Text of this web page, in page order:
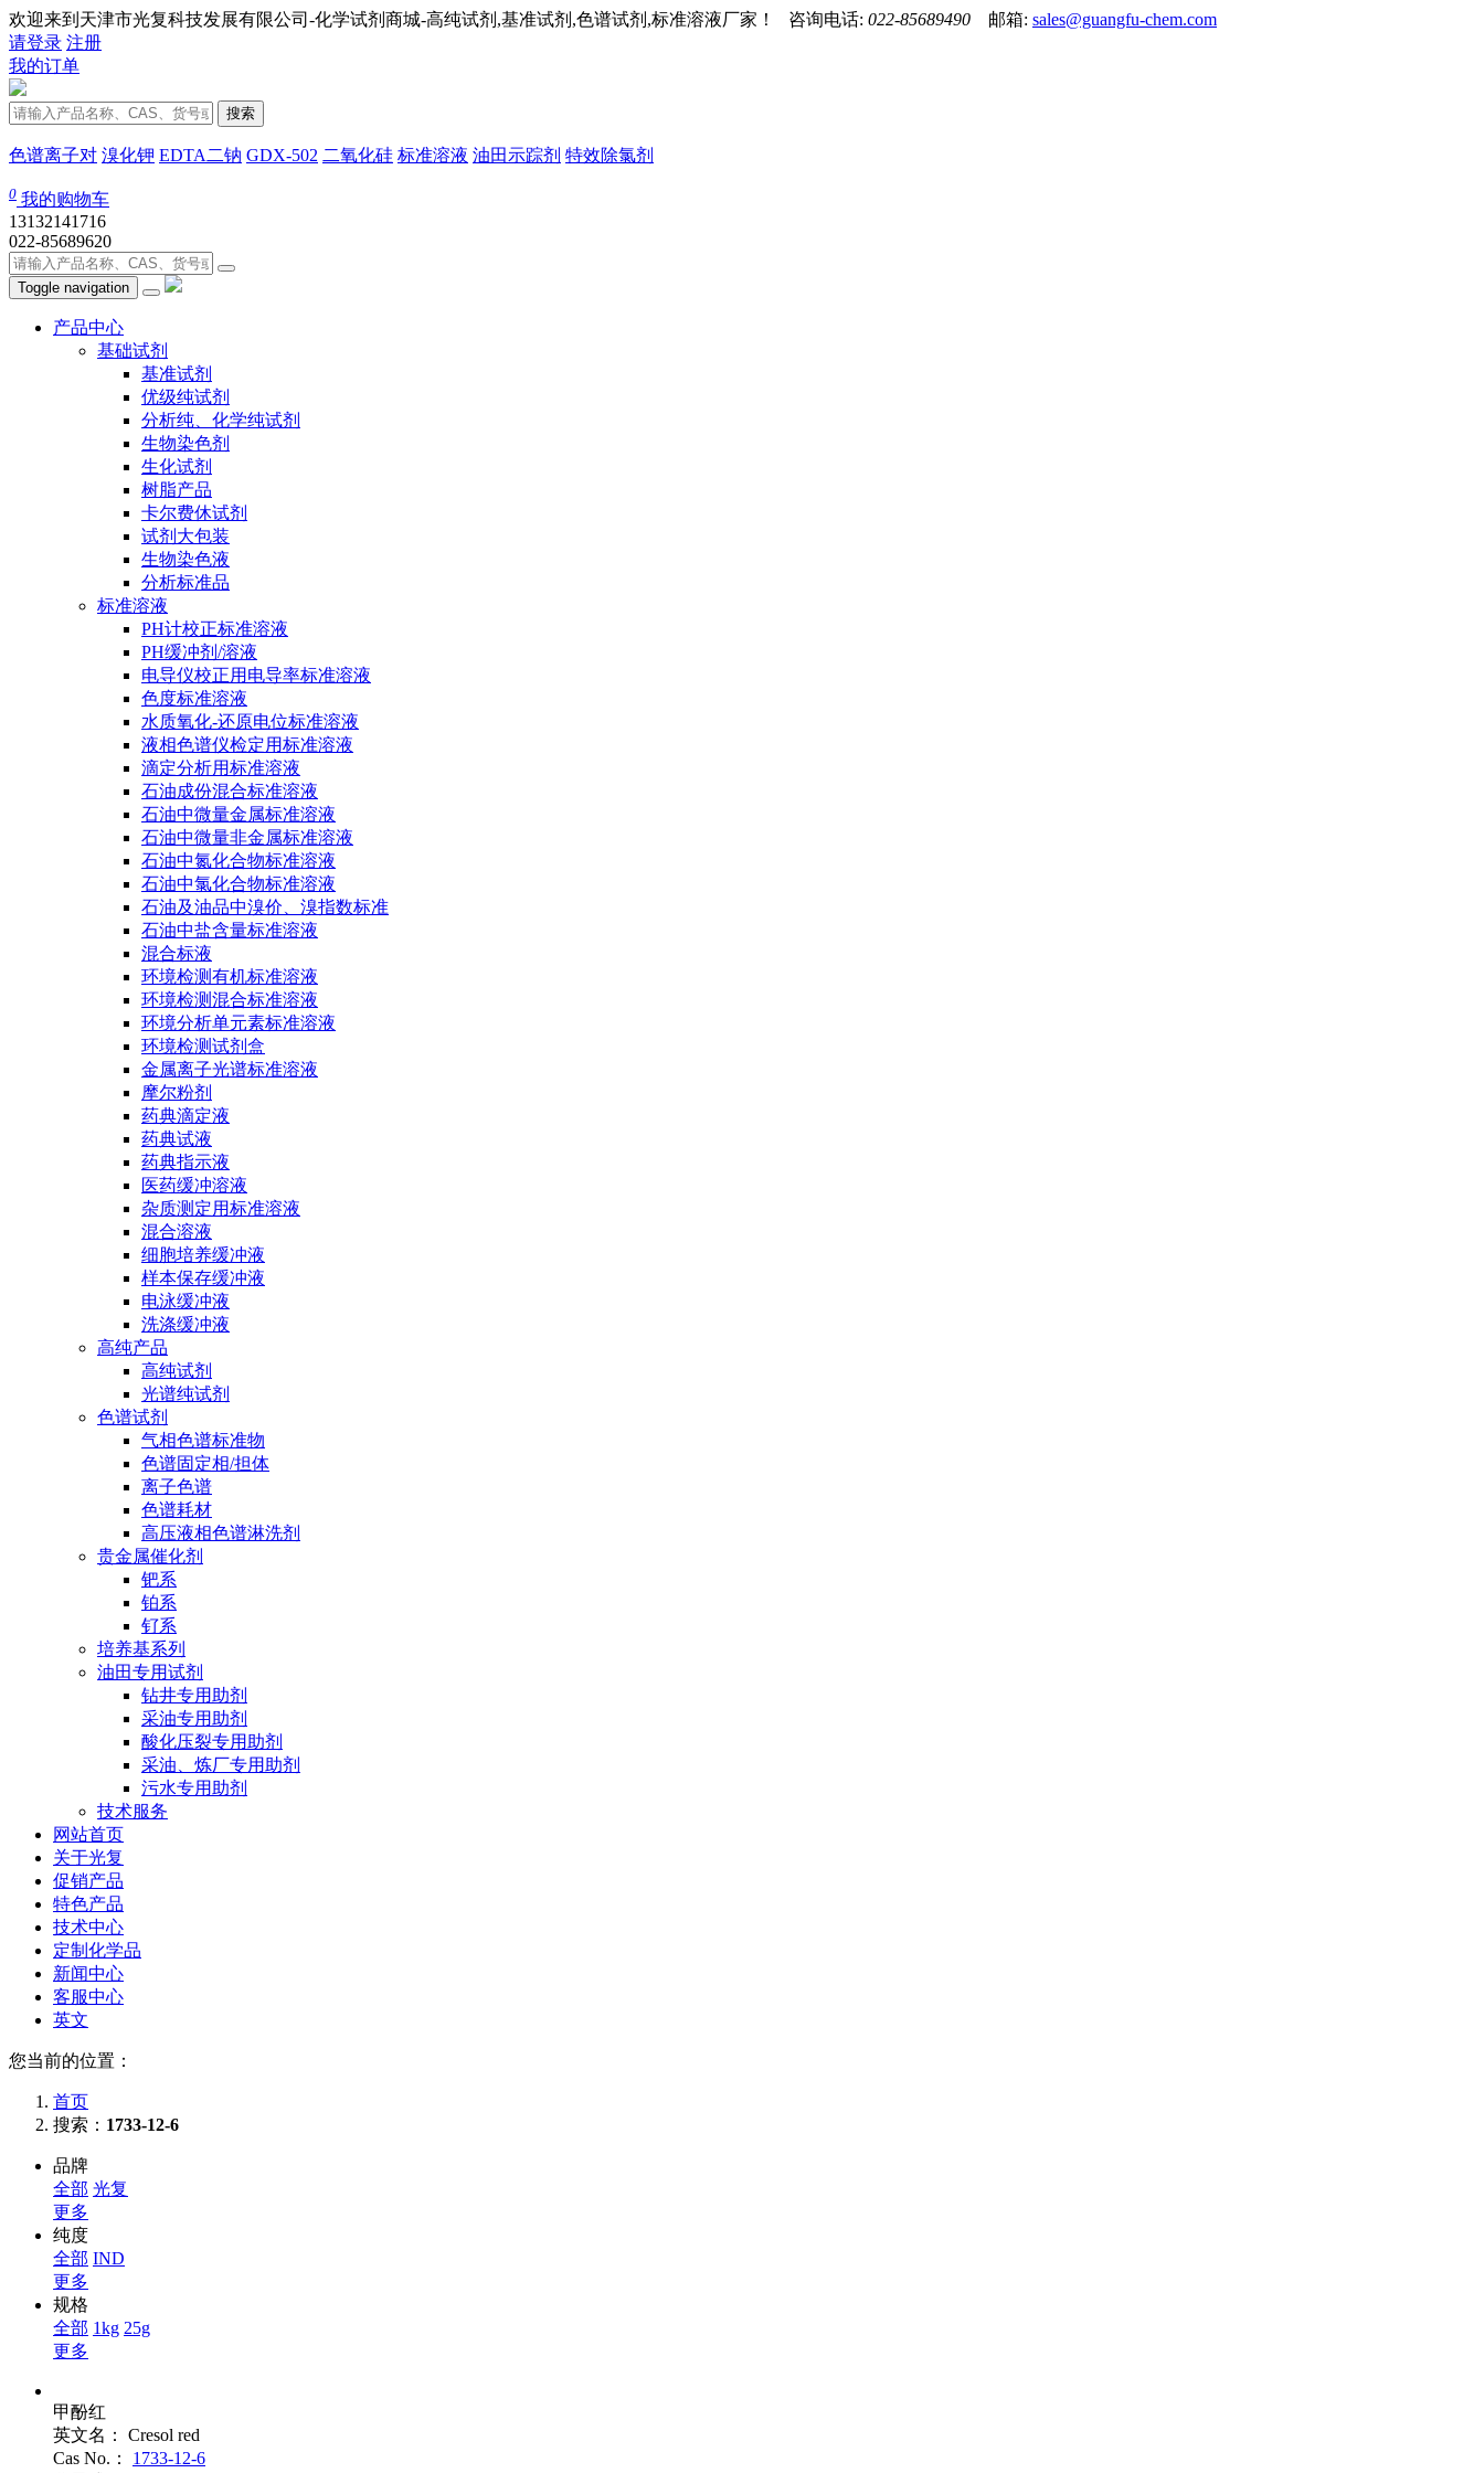
欢迎来到天津市光复科技发展有限公司-化学试剂商城-高纯试剂,基准试剂,色谱试剂,标准溶液厂家！ 咨询电话: 022-85689490 邮箱: sales@guangfu-chem.com
请登录 注册
我的订单
搜索
色谱离子对 溴化钾 EDTA二钠 GDX-502 二氧化硅 标准溶液 油田示踪剂 特效除氯剂
0 我的购物车
13132141716
022-85689620
Toggle navigation
产品中心
基础试剂
基准试剂
优级纯试剂
分析纯、化学纯试剂
生物染色剂
生化试剂
树脂产品
卡尔费休试剂
试剂大包装
生物染色液
分析标准品
标准溶液
PH计校正标准溶液
PH缓冲剂/溶液
电导仪校正用电导率标准溶液
色度标准溶液
水质氧化-还原电位标准溶液
液相色谱仪检定用标准溶液
滴定分析用标准溶液
石油成份混合标准溶液
石油中微量金属标准溶液
石油中微量非金属标准溶液
石油中氮化合物标准溶液
石油中氯化合物标准溶液
石油及油品中溴价、溴指数标准
石油中盐含量标准溶液
混合标液
环境检测有机标准溶液
环境检测混合标准溶液
环境分析单元素标准溶液
环境检测试剂盒
金属离子光谱标准溶液
摩尔粉剂
药典滴定液
药典试液
药典指示液
医药缓冲溶液
杂质测定用标准溶液
混合溶液
细胞培养缓冲液
样本保存缓冲液
电泳缓冲液
洗涤缓冲液
高纯产品
高纯试剂
光谱纯试剂
色谱试剂
气相色谱标准物
色谱固定相/担体
离子色谱
色谱耗材
高压液相色谱淋洗剂
贵金属催化剂
钯系
铂系
钌系
培养基系列
油田专用试剂
钻井专用助剂
采油专用助剂
酸化压裂专用助剂
采油、炼厂专用助剂
污水专用助剂
技术服务
网站首页
关于光复
促销产品
特色产品
技术中心
定制化学品
新闻中心
客服中心
英文
您当前的位置：
首页
搜索： 1733-12-6
品牌
全部 光复
更多
纯度
全部 IND
更多
规格
全部 1kg 25g
更多
甲酚红
英文名：
Cresol red
Cas No.：
1733-12-6